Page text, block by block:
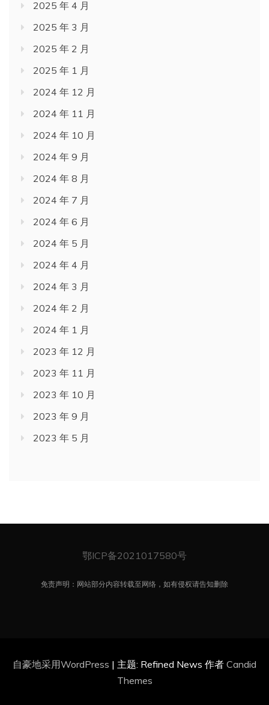
2025 年 4 月
2025 年 3 月
2025 年 2 月
2025 年 1 月
2024 年 12 月
2024 年 11 月
2024 年 10 月
2024 年 9 月
2024 年 8 月
2024 年 7 月
2024 年 6 月
2024 年 5 月
2024 年 4 月
2024 年 3 月
2024 年 2 月
2024 年 1 月
2023 年 12 月
2023 年 11 月
2023 年 10 月
2023 年 9 月
2023 年 5 月
鄂ICP备2021017580号
免责声明：网站部分内容转载至网络，如有侵权请告知删除
自豪地采用WordPress | 主题: Refined News 作者 Candid
Themes